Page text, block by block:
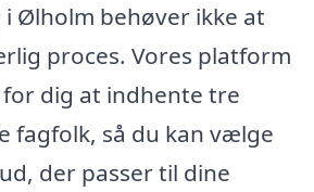
Ølholm behøver ikke at
proces. Vores platform
dig at indhente tre
fagfolk, så du kan vælge
der passer til dine